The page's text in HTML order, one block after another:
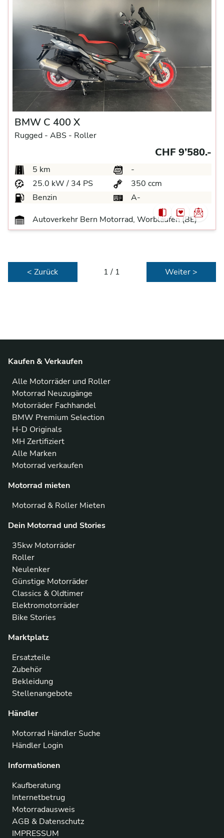
BMW C 400 X
Rugged - ABS - Roller
CHF 9’580.-
5 km
-
25.0 kW / 34 PS
350 ccm
Benzin
A-
Autoverkehr Bern Motorrad, Worblaufen (BE)
< Zurück 1 / 1 Weiter >
Kaufen & Verkaufen
Alle Motorräder und Roller
Motorrad Neuzugänge
Motorräder Fachhandel
BMW Premium Selection
H-D Originals
MH Zertifiziert
Alle Marken
Motorrad verkaufen
Motorrad mieten
Motorrad & Roller Mieten
Dein Motorrad und Stories
35kw Motorräder
Roller
Neulenker
Günstige Motorräder
Classics & Oldtimer
Elektromotorräder
Bike Stories
Marktplatz
Ersatzteile
Zubehör
Bekleidung
Stellenangebote
Händler
Motorrad Händler Suche
Händler Login
Informationen
Kaufberatung
Internetbetrug
Motorradausweis
AGB & Datenschutz
IMPRESSUM